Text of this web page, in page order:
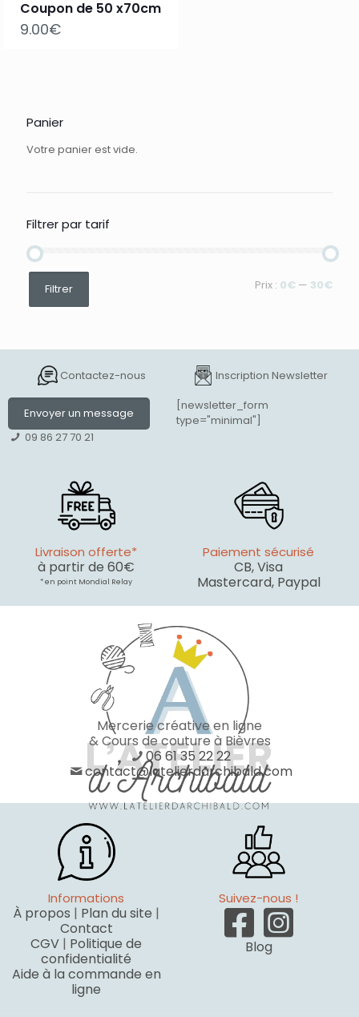
Coupon de 50 x70cm
9.00€
Panier
Votre panier est vide.
Filtrer par tarif
Prix
min
Prix
maxFiltrer Prix : 0€ — 30€
Contactez-nous
Envoyer un message
09 86 27 70 21
Inscription Newsletter
[newsletter_form
type="minimal"]
Livraison offerte*
à partir de 60€
* en point Mondial Relay
Paiement sécurisé
CB, Visa
Mastercard, Paypal
Mercerie créative en ligne
& Cours de couture à Bièvres
06 61 35 22 22
contact@latelierdarchibald.com
Informations
À propos | Plan du site |
Contact
CGV | Politique de
confidentialité
Aide à la commande en
ligne
Suivez-nous !
Blog